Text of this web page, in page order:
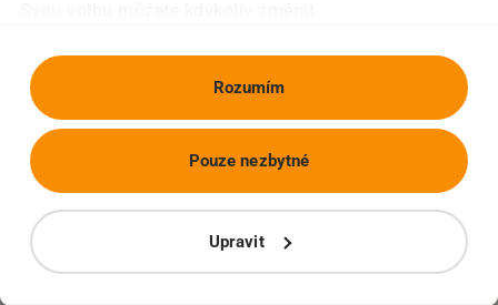
Rozumím
Upravit
Pouze nezbytné